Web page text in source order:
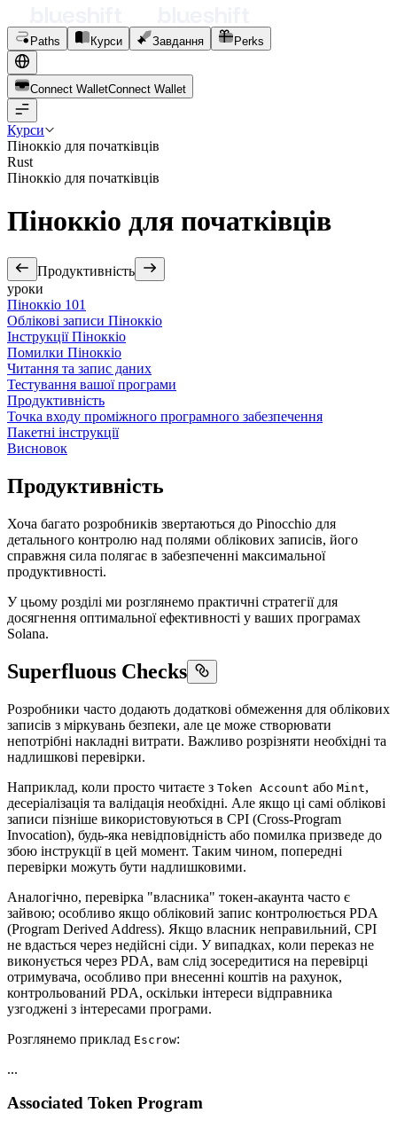
Paths Курси Завдання Perks
Connect WalletConnect Wal et
Курси
Піноккіо для початківців
Rust
Піноккіо для початківців
Піноккіо для початківців
Продуктивність
уроки
Піноккіо 101
Облікові записи Піноккіо
Інструкції Піноккіо
Помилки Піноккіо
Читання та запис даних
Тестування вашої програми
Продуктивність
Точка входу проміжного програмного забезпечення
Пакетні інструкції
Висновок
Продуктивність
Хоча багато розробників звертаються до Pinocchio для
детального контролю над полями облікових записів, його
справжня сила полягає в забезпеченні максимальної
продуктивності.
У цьому розділі ми розглянемо практичні стратегії для
досягнення оптимальної ефективності у ваших програмах
Solana.
Superfluous Checks
Розробники часто додають додаткові обмеження для облікових
записів з міркувань безпеки, але це може створювати
непотрібні накладні витрати. Важливо розрізняти необхідні та
надлишкові перевірки.
Наприклад, коли просто читаєте з Token Account або Mint,
десеріалізація та валідація необхідні. Але якщо ці самі облікові
записи пізніше використовуються в CPI (Cross-Program
Invocation), будь-яка невідповідність або помилка призведе до
збою інструкції в цей момент. Таким чином, попередні
перевірки можуть бути надлишковими.
Аналогічно, перевірка "власника" токен-акаунта часто є
зайвою; особливо якщо обліковий запис контролюється PDA
(Program Derived Address). Якщо власник неправильний, CPI
не вдасться через недійсні сіди. У випадках, коли переказ не
виконується через PDA, вам слід зосередитися на перевірці
отримувача, особливо при внесенні коштів на рахунок,
контрольований PDA, оскільки інтереси відправника
узгоджені з інтересами програми.
Розглянемо приклад Escrow:
...
Associated Token Program